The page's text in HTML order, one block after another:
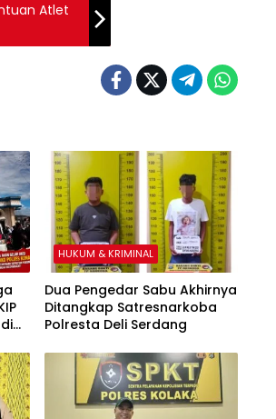
Atlet
HUKUM & KRIMINAL
Dua Pengedar Sabu Akhirnya
Ditangkap Satresnarkoba
Polresta Deli Serdang